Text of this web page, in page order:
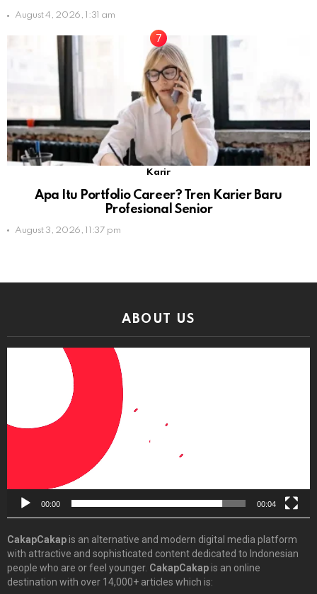
August 4, 2026, 1:31 am
Karir
Apa Itu Portfolio Career? Tren Karier Baru
Profesional Senior
August 3, 2026, 11:37 pm
ABOUT US
00:00 00:04
CakapCakapis an alternative and modern digital media platform
with attractive and sophisticated content dedicated to Indonesian
people who are or feel younger. CakapCakapis an online
destination with over 14,000+ articles which is: